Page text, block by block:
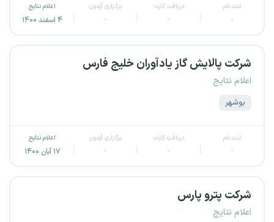
ثبت نام
-
دریافت کارت
-
برگزاری آزمون
-
اعلام نتایج
۴ اسفند ۱۴۰۰
شرکت‌ پالایش گاز یادآوران خلیج فارس
اعلام نتایج
بوشهر
ثبت نام
-
دریافت کارت
-
برگزاری آزمون
-
اعلام نتایج
۱۷ آبان ۱۴۰۰
شرکت پترو پارس
اعلام نتایج